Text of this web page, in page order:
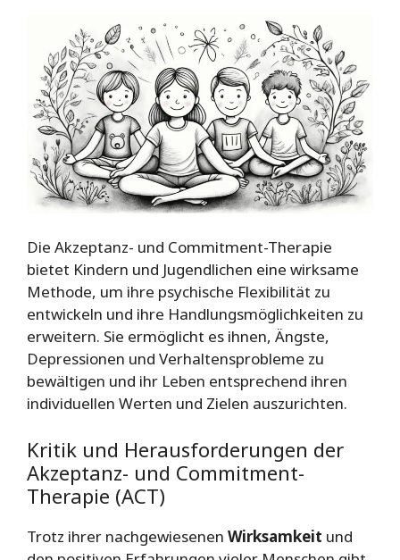
Die Akzeptanz- und Commitment-Therapie
bietet Kindern und Jugendlichen eine wirksame
Methode, um ihre psychische Flexibilität zu
entwickeln und ihre Handlungsmöglichkeiten zu
erweitern. Sie ermöglicht es ihnen, Ängste,
Depressionen und Verhaltensprobleme zu
bewältigen und ihr Leben entsprechend ihren
individuellen Werten und Zielen auszurichten.
Kritik und Herausforderungen der
Akzeptanz- und Commitment-
Therapie (ACT)
Trotz ihrer nachgewiesenen Wirksamkeit und